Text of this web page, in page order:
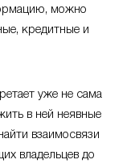
можно
кредитные и
уже не сама
в ней неявные
взаимосвязи
владельцев до